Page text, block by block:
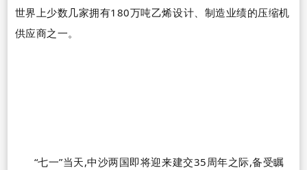
世界上少数几家拥有180万吨乙烯设计、制造业绩的压缩机
供应商之一。
“七一”当天,中沙两国即将迎来建交35周年之际,备受瞩